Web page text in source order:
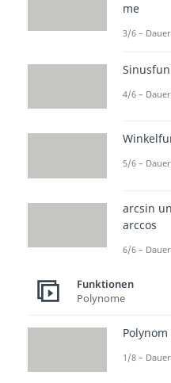
me
3/6 –
4/6 –
5/6 –
arcsin
arccos
6/6 –
Funktionen
Polynome
Polynom
1/8 –